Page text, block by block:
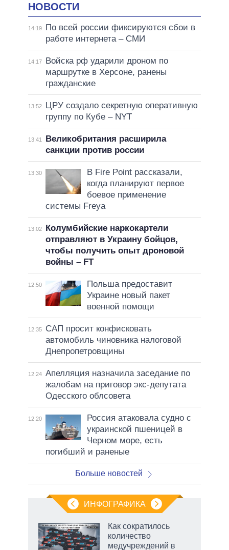
НОВОСТИ
14:19
По всей россии фиксируются сбои в
работе интернета – СМИ
14:17
Войска рф ударили дроном по
маршрутке в Херсоне, ранены
гражданские
13:52
ЦРУ создало секретную оперативную
группу по Кубе – NYT
13:41
Великобритания расширила
санкции против россии
13:30
В Fire Point рассказали,
когда планируют первое
боевое применение
системы Freya
13:02
Колумбийские наркокартели
отправляют в Украину бойцов,
чтобы получить опыт дроновой
войны – FT
12:50
Польша предоставит
Украине новый пакет
военной помощи
12:35
САП просит конфисковать
автомобиль чиновника налоговой
Днепропетровщины
12:24 Апелляция назначила заседание по
жалобам на приговор экс-депутата
Одесского облсовета
12:20
Россия атаковала судно с
украинской пшеницей в
Черном море, есть
погибший и раненые
Больше новостей
ИНФОГРАФИКА
Как сократилось
количество
медучреждений в